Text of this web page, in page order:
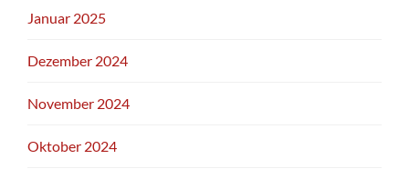
Januar 2025
Dezember 2024
November 2024
Oktober 2024